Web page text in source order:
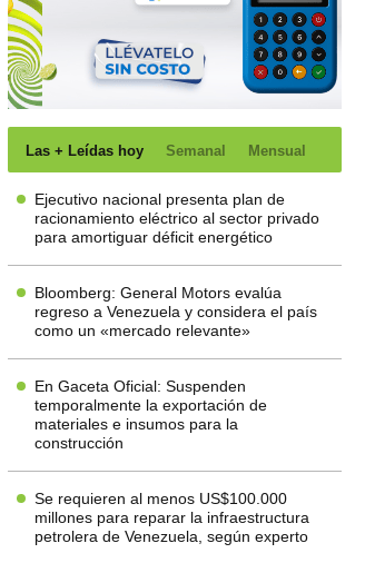
Las + Leídas hoy Semanal Mensual
Ejecutivo nacional presenta plan de
racionamiento eléctrico al sector privado
para amortiguar déficit energético
Bloomberg: General Motors evalúa
regreso a Venezuela y considera el país
como un «mercado relevante»
En Gaceta Oficial: Suspenden
temporalmente la exportación de
materiales e insumos para la
construcción
Se requieren al menos US$100.000
millones para reparar la infraestructura
petrolera de Venezuela, según experto